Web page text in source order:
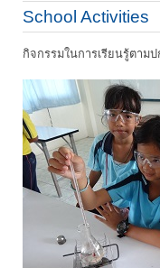
School Activities
กิจกรรมในการเรียนรู้ตาม